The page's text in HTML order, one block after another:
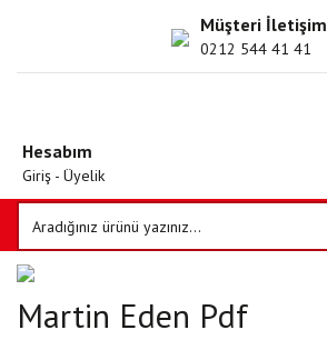
Müşteri İletişim
0212 544 41 41
Hesabım
Giriş - Üyelik
Martin Eden Pdf